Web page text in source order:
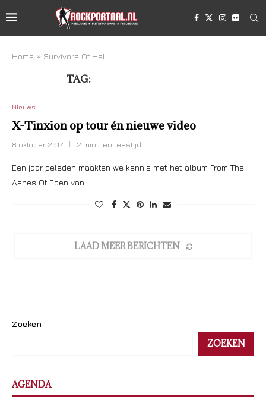
Home » Survivors Of Hell
TAG:
Nieuws
X-Tinxion op tour én nieuwe video
8 oktober 2017 2 minuten leestijd
Een jaar geleden maakten we kennis met het album From The
Ashes Of Eden van …
LAAD MEER BERICHTEN
Zoeken
ZOEKEN
AGENDA